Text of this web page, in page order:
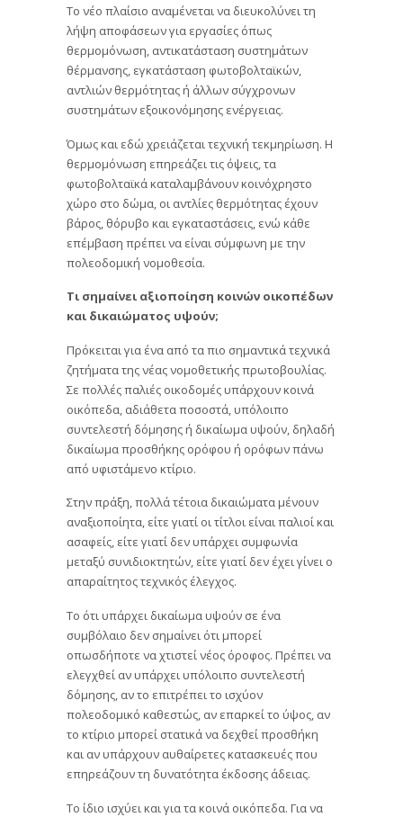
Το νέο πλαίσιο αναμένεται να διευκολύνει τη
λήψη αποφάσεων για εργασίες όπως
θερμομόνωση, αντικατάσταση συστημάτων
θέρμανσης, εγκατάσταση φωτοβολταϊκών,
αντλιών θερμότητας ή άλλων σύγχρονων
συστημάτων εξοικονόμησης ενέργειας.
Όμως και εδώ χρειάζεται τεχνική τεκμηρίωση. Η
θερμομόνωση επηρεάζει τις όψεις, τα
φωτοβολταϊκά καταλαμβάνουν κοινόχρηστο
χώρο στο δώμα, οι αντλίες θερμότητας έχουν
βάρος, θόρυβο και εγκαταστάσεις, ενώ κάθε
επέμβαση πρέπει να είναι σύμφωνη με την
πολεοδομική νομοθεσία.
Τι σημαίνει αξιοποίηση κοινών οικοπέδων
και δικαιώματος υψούν;
Πρόκειται για ένα από τα πιο σημαντικά τεχνικά
ζητήματα της νέας νομοθετικής πρωτοβουλίας.
Σε πολλές παλιές οικοδομές υπάρχουν κοινά
οικόπεδα, αδιάθετα ποσοστά, υπόλοιπο
συντελεστή δόμησης ή δικαίωμα υψούν, δηλαδή
δικαίωμα προσθήκης ορόφου ή ορόφων πάνω
από υφιστάμενο κτίριο.
Στην πράξη, πολλά τέτοια δικαιώματα μένουν
αναξιοποίητα, είτε γιατί οι τίτλοι είναι παλιοί και
ασαφείς, είτε γιατί δεν υπάρχει συμφωνία
μεταξύ συνιδιοκτητών, είτε γιατί δεν έχει γίνει ο
απαραίτητος τεχνικός έλεγχος.
Το ότι υπάρχει δικαίωμα υψούν σε ένα
συμβόλαιο δεν σημαίνει ότι μπορεί
οπωσδήποτε να χτιστεί νέος όροφος. Πρέπει να
ελεγχθεί αν υπάρχει υπόλοιπο συντελεστή
δόμησης, αν το επιτρέπει το ισχύον
πολεοδομικό καθεστώς, αν επαρκεί το ύψος, αν
το κτίριο μπορεί στατικά να δεχθεί προσθήκη
και αν υπάρχουν αυθαίρετες κατασκευές που
επηρεάζουν τη δυνατότητα έκδοσης άδειας.
Το ίδιο ισχύει και για τα κοινά οικόπεδα. Για να